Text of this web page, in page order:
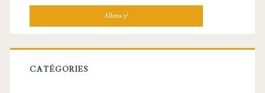
h
r
c
CATÉGORIES